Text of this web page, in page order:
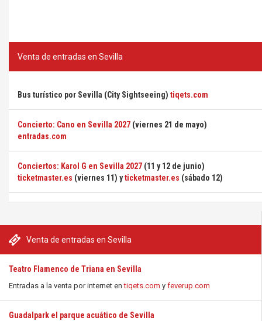
Venta de entradas en Sevilla
Teatro Flamenco de Triana en Sevilla
Entradas a la venta por internet entiqets.com y feverup.com
Guadalpark el parque acuático de Sevilla
Venta de entradas en Sevilla
Bus turístico por Sevilla (City Sightseeing) tiqets.com
Concierto: Cano en Sevilla 2027 (viernes 21 de mayo)
entradas.com
Conciertos: Karol G en Sevilla 2027 (11 y 12 de junio)
ticketmaster.es (viernes 11) yticketmaster.es (sábado 12)